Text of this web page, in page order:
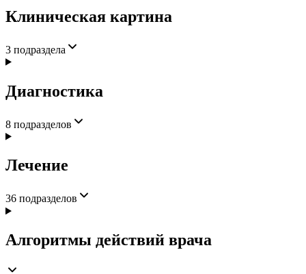
Клиническая картина
3 подраздела
Диагностика
8 подразделов
Лечение
36 подразделов
Алгоритмы действий врача